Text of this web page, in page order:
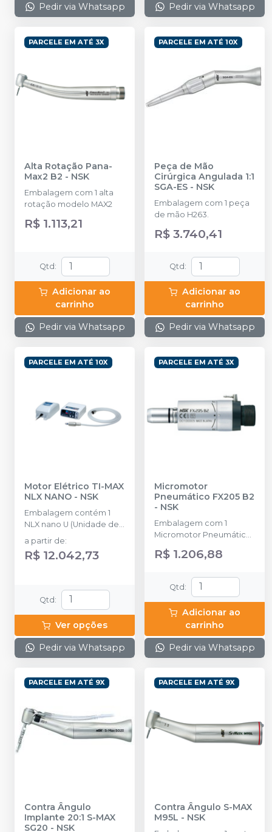
Pedir via Whatsapp Pedir via Whatsapp
PARCELE EM ATÉ 3X
Alta Rotação Pana-
Max2 B2 - NSK
Embalagem com 1 alta
rotação modelo MAX2
R$ 1.113,21
Qtd :
Adicionar ao
carrinho
Pedir via Whatsapp
PARCELE EM ATÉ 10X
Peça de Mão
Cirúrgica Angulada 1:1
SGA-ES - NSK
Embalagem com 1 peça
de mão H263.
R$ 3.740,41
Qtd :
Adicionar ao
carrinho
Pedir via Whatsapp
PARCELE EM ATÉ 10X
Motor Elétrico TI-MAX
NLX NANO - NSK
Embalagem contém 1
NLX nano U (Unidade de
Controle), 1 NLX nano
(Micromotor), 1 NLX CD
(Cabo), 1 NLAC
a partir de:
R$ 12.042,73
Qtd :
Ver opções
Pedir via Whatsapp
PARCELE EM ATÉ 3X
Micromotor
Pneumático FX205 B2
- NSK
Embalagem com 1
Micromotor Pneumático
FX205 B2.
R$ 1.206,88
Qtd :
Adicionar ao
carrinho
Pedir via Whatsapp
PARCELE EM ATÉ 9X
Contra Ângulo
Implante 20:1 S-MAX
SG20 - NSK
PARCELE EM ATÉ 9X
Contra Ângulo S-MAX
M95L - NSK